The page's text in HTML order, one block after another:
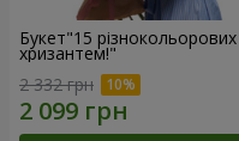
Букет"15 різнокольорових
хризантем!"
2 332 грн